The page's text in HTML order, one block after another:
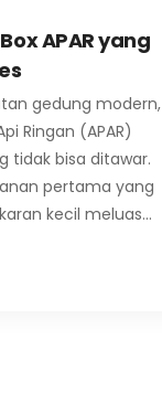
APAR yang
gedung modern,
Ringan (APAR)
tidak bisa ditawar.
pertama yang
kecil meluas…